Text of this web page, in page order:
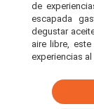
de
escapada
degustar
aire libre,
experiencias